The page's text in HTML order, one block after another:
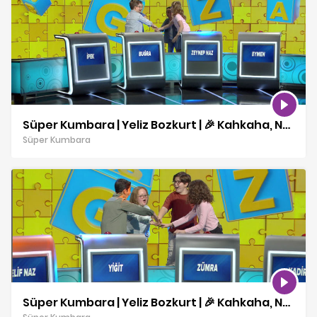
Süper Kumbara | Yeliz Bozkurt | 🎉 Kahkaha, Neşe ve Sürprizler! | 07 12 2025
Süper Kumbara
Süper Kumbara | Yeliz Bozkurt | 🎉 Kahkaha, Neşe ve Sürprizler! | 06 12 2025